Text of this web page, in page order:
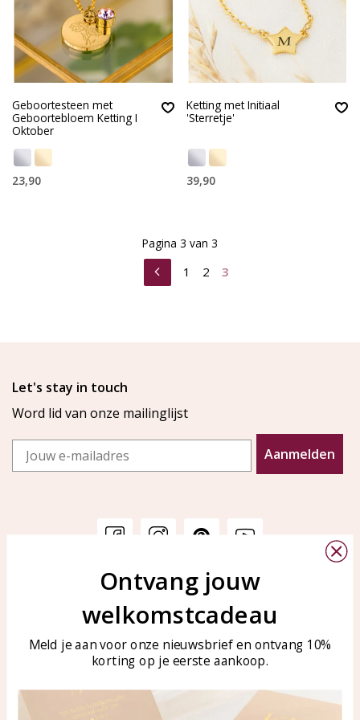
Geboortesteen met
Geboortebloem Ketting I
Oktober
23,90
Ketting met Initiaal
'Sterretje'
39,90
1 2 3
Pagina 3 van 3
Let's stay in touch
Word lid van onze mailinglijst
Email
Aanmelden
Veelgestelde vragen
Sieraden onderhouden
KAYA Sieraden
Bellen of WhatsApp Ma-Vr
tussen 09:00-17:00
Tel: 0850003187
WhatsApp: 0850003187
klantenservice@kayasierade
Ontvang jouw
welkomstcadeau
Meld je aan voor onze nieuwsbrief en ontvang 10%
korting op je eerste aankoop.